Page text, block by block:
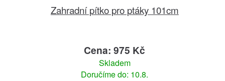
Zahradní pítko pro ptáky 101cm
Cena: 975 Kč
Skladem
Doručíme do: 10.8.